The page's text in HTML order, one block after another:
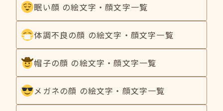
眠い顔 の絵文字・顔文字一覧
体調不良の顔 の絵文字・顔文字一覧
帽子の顔 の絵文字・顔文字一覧
メガネの顔 の絵文字・顔文字一覧